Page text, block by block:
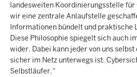
landesweiten Koordinierungsstelle
wir eine zentrale Anlaufstelle
Informationen bündelt und praktische
Diese Philosophie spiegelt sich auch
wider. Dabei kann jeder von uns
sicher im Netz unterwegs ist.
Selbstläufer.“